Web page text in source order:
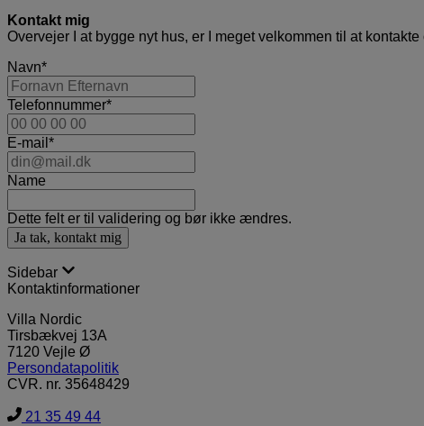
Kontakt mig
Overvejer I at bygge nyt hus, er I meget velkommen til at
Navn*
Telefonnummer*
E-mail *
Name
Dette felt er til validering og bør ikke ændres.
Sidebar
Kontaktinformationer
Villa Nordic
Tirsbækvej 13A
7120 Vejle Ø
Persondatapolitik
CVR. nr. 35648429
21 35 49 44